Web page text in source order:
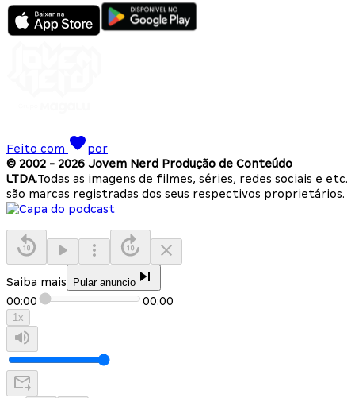
Feito com
por
© 2002 - 2026 Jovem Nerd Produção de Conteúdo
LTDA.Todas as imagens de filmes, séries, redes sociais e etc.
são marcas registradas dos seus respectivos proprietários.
Saiba mais Pular anuncio
00:00 00:00
1x